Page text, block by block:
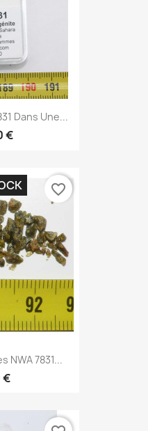
Dans Une...
€
NWA 7831...
€
favorite_border